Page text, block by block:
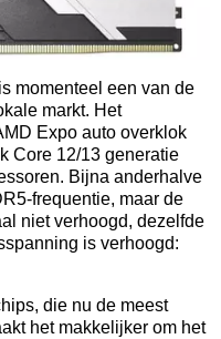
is momenteel een van de
markt. Het
Expo auto overklok
Core 12/13 generatie
Bijna anderhalve
frequentie, maar de
niet verhoogd, dezelfde
is verhoogd:
die nu de meest
het makkelijker om het